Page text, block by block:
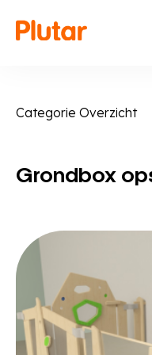
Categorie Overzicht
Grondbox